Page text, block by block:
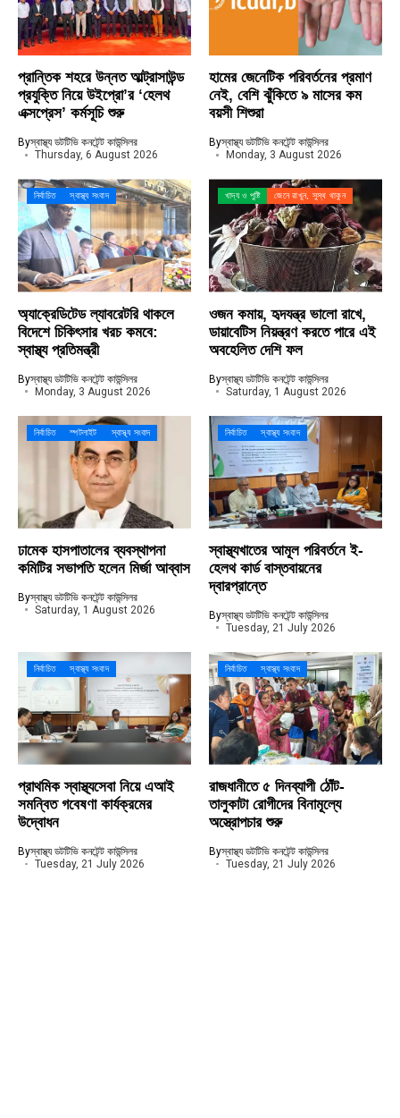
প্রান্তিক শহরে উন্নত আল্ট্রাসাউন্ড
প্রযুক্তি নিয়ে উইপ্রো’র ‘হেলথ
এক্সপ্রেস’ কর্মসূচি শুরু
Byস্বাস্থ্য ডটটিভি কনটেন্ট কাউন্সিলর
Thursday, 6 August 2026
হামের জেনেটিক পরিবর্তনের প্রমাণ
নেই, বেশি ঝুঁকিতে ৯ মাসের কম
বয়সী শিশুরা
Byস্বাস্থ্য ডটটিভি কনটেন্ট কাউন্সিলর
Monday, 3 August 2026
নির্বাচিত স্বাস্থ্য সংবাদ
অ্যাক্রেডিটেড ল্যাবরেটরি থাকলে
বিদেশে চিকিৎসার খরচ কমবে:
স্বাস্থ্য প্রতিমন্ত্রী
Byস্বাস্থ্য ডটটিভি কনটেন্ট কাউন্সিলর
Monday, 3 August 2026
খাদ্য ও পুষ্টি জেনে রাখুন, সুস্থ থাকুন
ওজন কমায়, হৃদযন্ত্র ভালো রাখে,
ডায়াবেটিস নিয়ন্ত্রণ করতে পারে এই
অবহেলিত দেশি ফল
Byস্বাস্থ্য ডটটিভি কনটেন্ট কাউন্সিলর
Saturday, 1 August 2026
নির্বাচিত স্পটলাইট স্বাস্থ্য সংবাদ
ঢামেক হাসপাতালের ব্যবস্থাপনা
কমিটির সভাপতি হলেন মির্জা আব্বাস
Byস্বাস্থ্য ডটটিভি কনটেন্ট কাউন্সিলর
Saturday, 1 August 2026
নির্বাচিত স্বাস্থ্য সংবাদ
স্বাস্থ্যখাতের আমূল পরিবর্তনে ই-
হেলথ কার্ড বাস্তবায়নের
দ্বারপ্রান্তে
Byস্বাস্থ্য ডটটিভি কনটেন্ট কাউন্সিলর
Tuesday, 21 July 2026
নির্বাচিত স্বাস্থ্য সংবাদ
প্রাথমিক স্বাস্থ্যসেবা নিয়ে এআই
সমন্বিত গবেষণা কার্যক্রমের
উদ্বোধন
Byস্বাস্থ্য ডটটিভি কনটেন্ট কাউন্সিলর
Tuesday, 21 July 2026
নির্বাচিত স্বাস্থ্য সংবাদ
রাজধানীতে ৫ দিনব্যাপী ঠোঁট-
তালুকাটা রোগীদের বিনামূল্যে
অস্ত্রোপচার শুরু
Byস্বাস্থ্য ডটটিভি কনটেন্ট কাউন্সিলর
Tuesday, 21 July 2026